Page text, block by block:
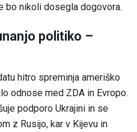
bo nikoli dosegla dogovora.
politiko –
hitro spreminja ameriško
odnose med ZDA in Evropo.
podporo Ukrajini in se
z Rusijo, kar v Kijevu in